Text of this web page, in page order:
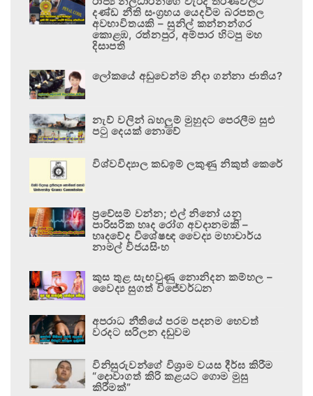
දණ්ඩ නීති සංග්‍රහය යෙදවීම බරපතල
අවභාවිතයකි – සුනිල් කන්නන්ගර
කොළඹ, රත්නපුර, අම්පාර හිටපු මහ
දිසාපති
ලෝකයේ අඩුවෙන්ම නිදා ගන්නා ජාතිය?
නැව් වලින් බහලුම් මුහුදට පෙරලීම සුළු
පටු දෙයක් නොවේ
විශ්වවිද්‍යාල කඩඉම් ලකුණු නිකුත් කෙරේ
ප්‍රවේසම් වන්න; එල් නිනෝ යනු
පාරිසරික හෘද රෝග අවදානමකි –
හෘදවේද විශේෂඥ වෛද්‍ය මහාචාර්ය
නාමල් විජයසිංහ
කුස තුළ සැඟවුණු නොනිදන කම්හල –
වෛද්‍ය සුගත් විජේවර්ධන
අපරාධ නීතියේ පරම පදනම හෙවත්
වරදට සරිලන දඬුවම
විනිසුරුවන්ගේ විශ්‍රාම වයස දීර්ඝ කිරීම
“දොවාගත් කිරි කළයට ගොම මුසු
කිරීමක්”